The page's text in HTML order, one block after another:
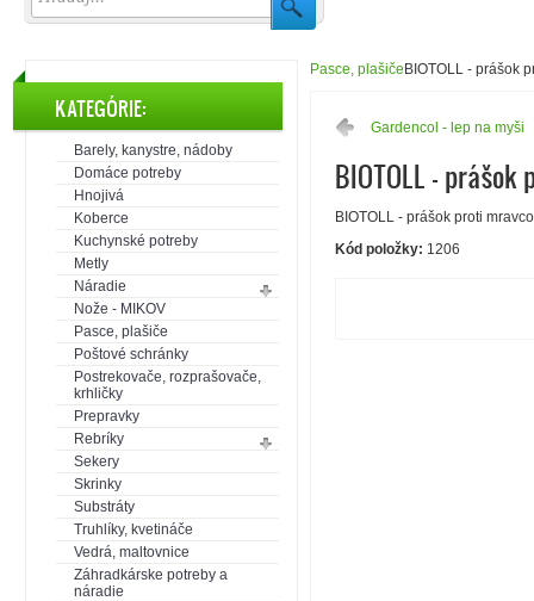
KATEGÓRIE:
Barely, kanystre, nádoby
Domáce potreby
Hnojivá
Koberce
Kuchynské potreby
Metly
Náradie
Nože - MIKOV
Pasce, plašiče
Poštové schránky
Postrekovače, rozprašovače,
krhličky
Prepravky
Rebríky
Sekery
Skrinky
Substráty
Truhlíky, kvetináče
Vedrá, maltovnice
Záhradkárske potreby a
náradie
Pasce, plašiče BIOTOLL - prášok
Gardencol - lep na myši
BIOTOLL -
BIOTOLL - prášok proti
Kód položky: 1206